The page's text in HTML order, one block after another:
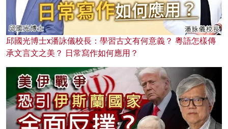
邱國光博士x潘詠儀校長：學習古文有何意義？ 粵語怎樣傳
承文言文之美？ 日常寫作如何應用？